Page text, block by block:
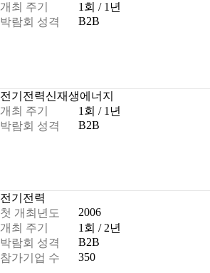
개최 주기
1회 / 1년
박람회 성격
B2B
전기 전력신재생에너지
개최 주기
1회 / 1년
박람회 성격
B2B
전기 전력
첫 개최년도
2006
개최 주기
1회 / 2년
박람회 성격
B2B
참가기업 수
350